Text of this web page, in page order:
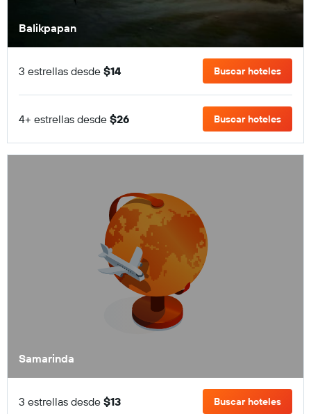
Balikpapan
3 estrellas desde $14 Buscar hoteles
4+ estrellas desde $26 Buscar hoteles
Samarinda
3 estrellas desde $13 Buscar hoteles